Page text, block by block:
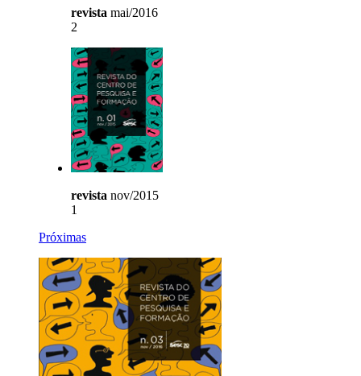
revista mai/2016
2
revista nov/2015
1
Próximas